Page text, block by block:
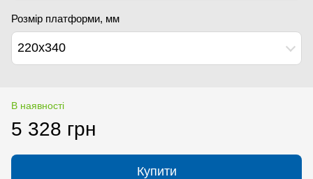
Розмір платформи, мм
220х340
В наявності
5 328 грн
Купити